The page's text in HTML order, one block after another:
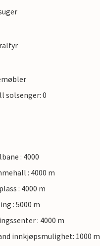
solsenger: 0
: 4000
: 4000 m
: 4000 m
: 5000 m
: 4000 m
innkjøpsmulighet: 1000 m